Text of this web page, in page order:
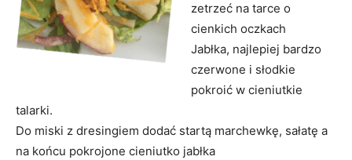
zetrzeć na tarce o
cienkich oczkach
Jabłka, najlepiej bardzo
czerwone i słodkie
pokroić w cieniutkie
talarki.
Do miski z dresingiem dodać startą marchewkę, sałatę a
na końcu pokrojone cieniutko jabłka